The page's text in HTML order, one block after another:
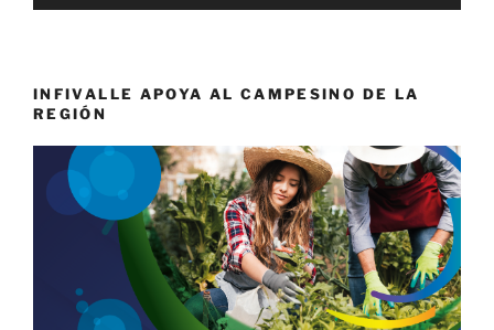
INFIVALLE APOYA AL CAMPESINO DE LA
REGIÓN